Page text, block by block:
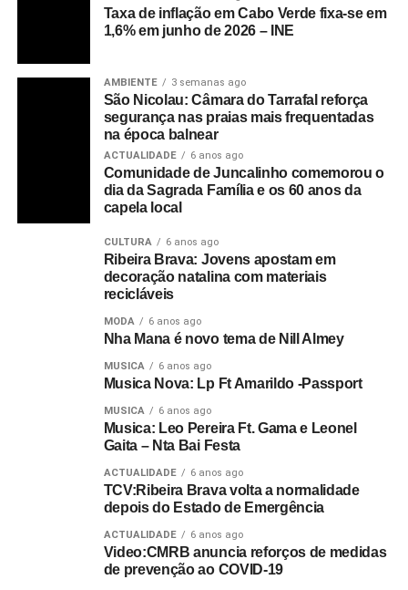
Taxa de inflação em Cabo Verde fixa-se em
1,6% em junho de 2026 – INE
AMBIENTE 3 semanas ago
São Nicolau: Câmara do Tarrafal reforça
segurança nas praias mais frequentadas
na época balnear
ACTUALIDADE 6 anos ago
Comunidade de Juncalinho comemorou o
dia da Sagrada Família e os 60 anos da
capela local
CULTURA 6 anos ago
Ribeira Brava: Jovens apostam em
decoração natalina com materiais
recicláveis
MODA 6 anos ago
Nha Mana é novo tema de Nill Almey
MUSICA 6 anos ago
Musica Nova: Lp Ft Amarildo -Passport
MUSICA 6 anos ago
Musica: Leo Pereira Ft. Gama e Leonel
Gaita – Nta Bai Festa
ACTUALIDADE 6 anos ago
TCV:Ribeira Brava volta a normalidade
depois do Estado de Emergência
ACTUALIDADE 6 anos ago
Video:CMRB anuncia reforços de medidas
de prevenção ao COVID-19